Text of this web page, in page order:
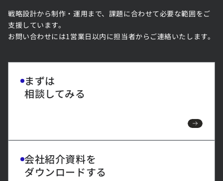
戦略設計から制作・運用まで、課題に合わせて必要な範囲をご
支援しています。
お問い合わせには1営業日以内に担当者からご連絡いたします。
まずは
相談してみる
会社紹介資料を
ダウンロードする